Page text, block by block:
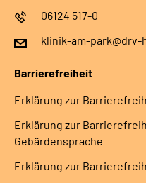
06124 517-0
klinik-am-park@drv-
Barrierefreiheit
Erklärung zur
Erklärung zur
Gebärdensprache
Erklärung zur